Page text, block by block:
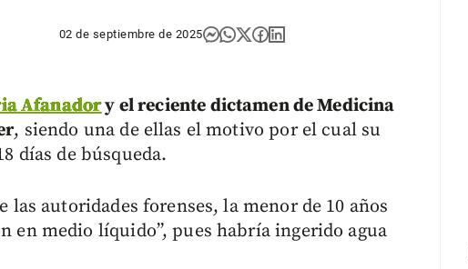
02 de septiembre de 2025
Afanadory el reciente dictamen de Medicina
, siendo una de ellas el motivo por el cual su
días de búsqueda.
autoridades forenses, la menor de 10 años
en medio líquido”, pues habría ingerido agua